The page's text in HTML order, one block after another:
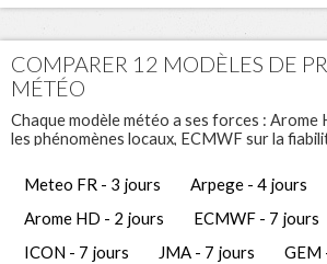
COMPARER 12 MODÈLES DE
MÉTÉO
Chaque modèle météo a ses forces : Arome
les phénomènes locaux, ECMWF sur la
meilleures décisions de navigation.
Infosvent vous propose 12 modèles météo
étaples. Ces prévisions météo gratuites
d'avoir une vue complète et de comparer les
météorologiques des jours à venir.
Meteo FR - 3 jours Arpege - 4 jours
Arome HD - 2 jours
ECMWF - 7 jours
ICON - 7 jours
JMA - 7 jours
GEM